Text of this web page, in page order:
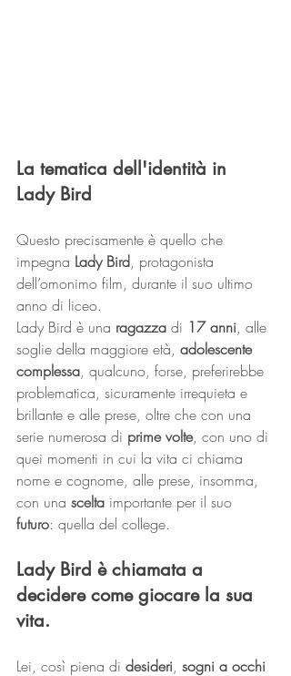
La tematica dell'identità in
Lady Bird
Questo precisamente è quello che
impegna Lady Bird, protagonista
dell’omonimo film, durante il suo ultimo
anno di liceo.
Lady Bird è una ragazza di 17 anni, alle
soglie della maggiore età, adolescente
complessa, qualcuno, forse, preferirebbe
problematica, sicuramente irrequieta e
brillante e alle prese, oltre che con una
serie numerosa di prime volte, con uno di
quei momenti in cui la vita ci chiama
nome e cognome, alle prese, insomma,
con una scelta importante per il suo
futuro: quella del college.
Lady Bird è chiamata a
decidere come giocare la sua
vita.
Lei, così piena di desideri, sogni a occhi